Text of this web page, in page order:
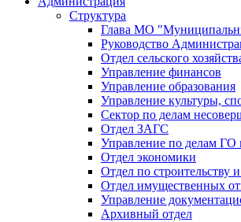
Структура
Глава МО
Руководство
Отдел сельского
Управление финансов
Управление образования
Управление культуры,
Сектор по делам
Отдел ЗАГС
Управление по делам ГО
Отдел экономики
Отдел по строительству
Отдел имущественных
Управление
Архивный отдел